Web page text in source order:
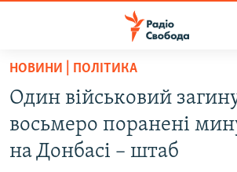
Перейти
основного
матеріалу
Перейти
до
ВСЕ ЗА ДОБУ
СТАТТІ
НОВИНИ | ПОЛІТИКА
Один військовий
восьмеро поранені
на Донбасі – штаб